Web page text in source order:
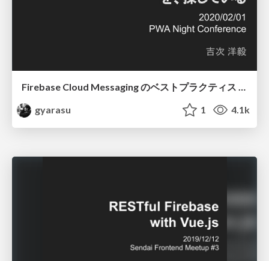
Firebase Cloud Messaging のベストプラクティス を、探している
gyarasu
1 4.1k